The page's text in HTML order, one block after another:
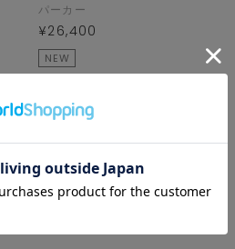
パーカー
¥26,400
NEW
1/1 ページ全2件
1